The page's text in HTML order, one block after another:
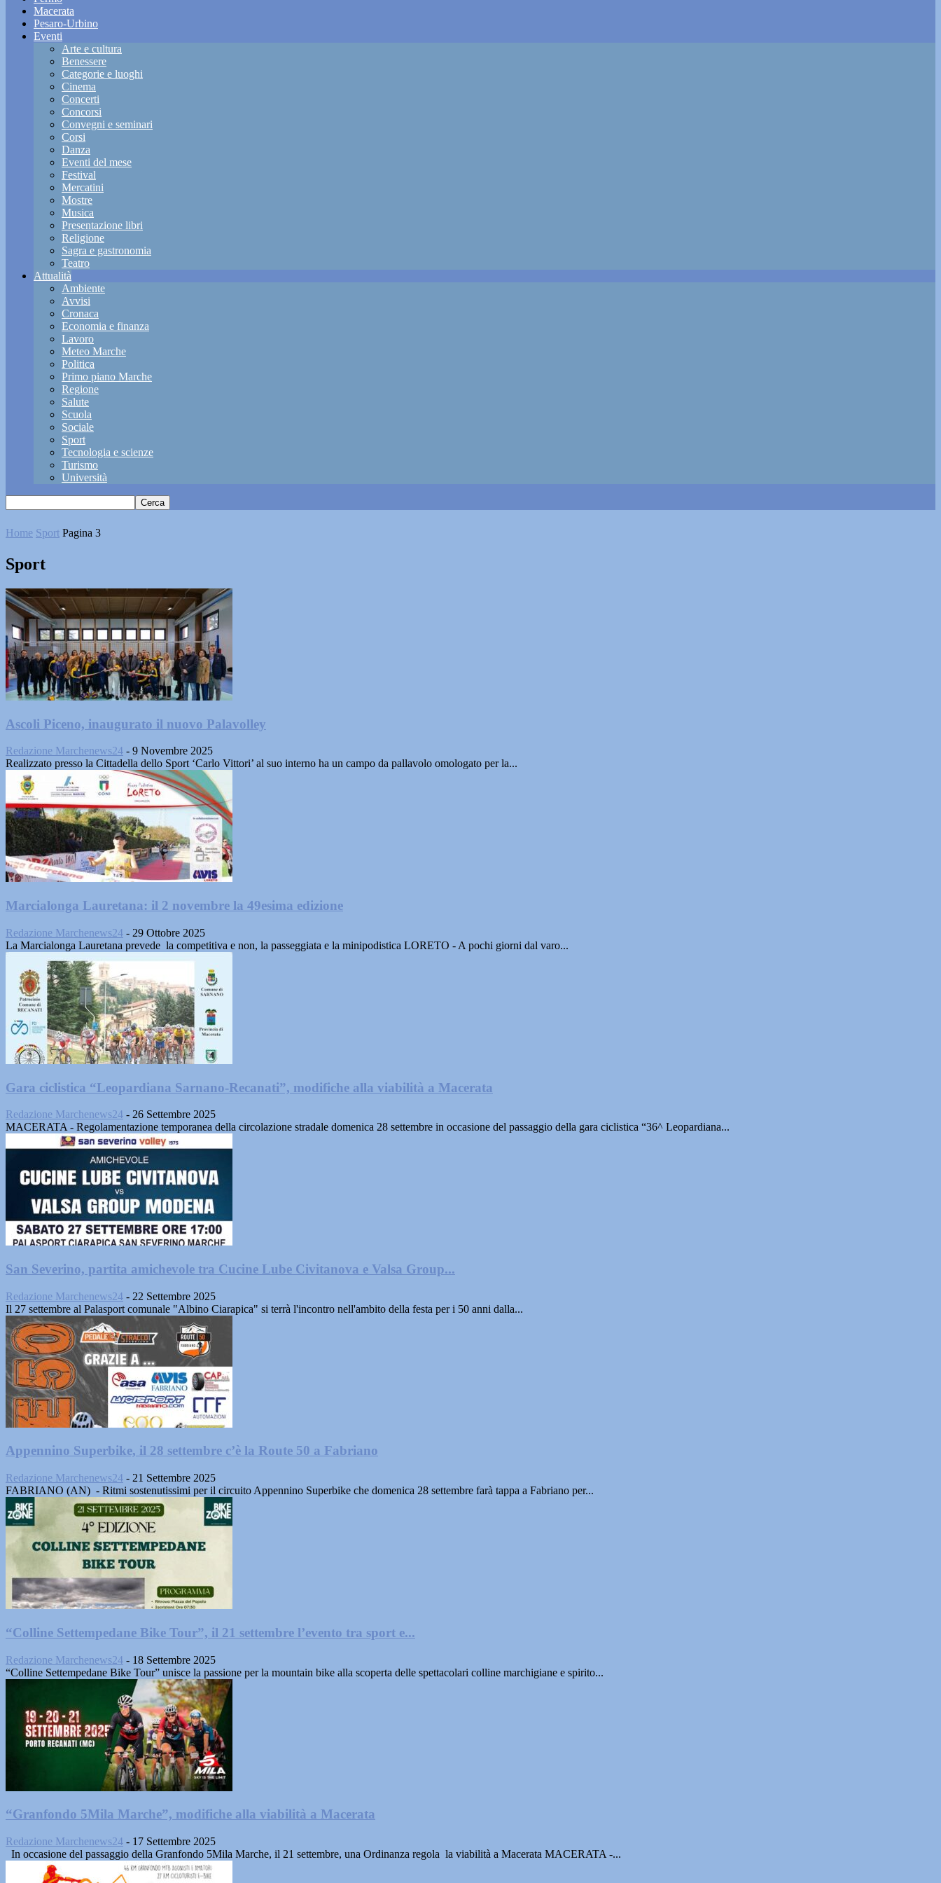
Macerata
Pesaro-Urbino
Eventi
Arte e cultura
Benessere
Categorie e luoghi
Cinema
Concerti
Concorsi
Convegni e seminari
Corsi
Danza
Eventi del mese
Festival
Mercatini
Mostre
Musica
Presentazione libri
Religione
Sagra e gastronomia
Teatro
Attualità
Ambiente
Avvisi
Cronaca
Economia e finanza
Lavoro
Meteo Marche
Politica
Primo piano Marche
Regione
Salute
Scuola
Sociale
Sport
Tecnologia e scienze
Turismo
Università
Home Sport Pagina 3
Sport
Ascoli Piceno, inaugurato il nuovo Palavolley
Redazione Marchenews24 - 9 Novembre 2025
Realizzato presso la Cittadella dello Sport ‘Carlo Vittori’ al suo interno ha un campo da pallavolo omologato per la...
Marcialonga Lauretana: il 2 novembre la 49esima edizione
Redazione Marchenews24 - 29 Ottobre 2025
La Marcialonga Lauretana prevede la competitiva e non, la passeggiata e la minipodistica LORETO - A pochi giorni dal varo...
Gara ciclistica “Leopardiana Sarnano-Recanati”, modifiche alla viabilità a Macerata
Redazione Marchenews24 - 26 Settembre 2025
MACERATA - Regolamentazione temporanea della circolazione stradale domenica 28 settembre in occasione del passaggio della gara ciclistica “36^ Leopardiana...
San Severino, partita amichevole tra Cucine Lube Civitanova e Valsa Group...
Redazione Marchenews24 - 22 Settembre 2025
Il 27 settembre al Palasport comunale "Albino Ciarapica" si terrà l'incontro nell'ambito della festa per i 50 anni dalla...
Appennino Superbike, il 28 settembre c’è la Route 50 a Fabriano
Redazione Marchenews24 - 21 Settembre 2025
FABRIANO (AN) - Ritmi sostenutissimi per il circuito Appennino Superbike che domenica 28 settembre farà tappa a Fabriano per...
“Colline Settempedane Bike Tour”, il 21 settembre l’evento tra sport e...
Redazione Marchenews24 - 18 Settembre 2025
“Colline Settempedane Bike Tour” unisce la passione per la mountain bike alla scoperta delle spettacolari colline marchigiane e spirito...
“Granfondo 5Mila Marche”, modifiche alla viabilità a Macerata
Redazione Marchenews24 - 17 Settembre 2025
In occasione del passaggio della Granfondo 5Mila Marche, il 21 settembre, una Ordinanza regola la viabilità a Macerata MACERATA -...